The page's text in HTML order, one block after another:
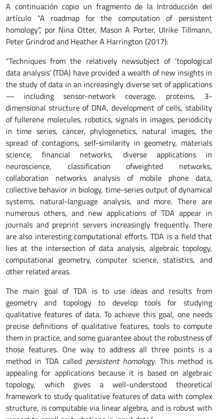
A continuación copio un fragmento de la Introducción del
artículo “A roadmap for the computation of persistent
homology”, por Nina Otter, Mason A Porter, Ulrike Tillmann,
Peter Grindrod and Heather A Harrington (2017):
“Techniques from the relatively newsubject of ‘topological
data analysis’ (TDA) have provided a wealth of new insights in
the study of data in an increasingly diverse set of applications
— including sensor-network coverage, proteins, 3-
dimensional structure of DNA, development of cells, stability
of fullerene molecules, robotics, signals in images, periodicity
in time series, cancer, phylogenetics, natural images, the
spread of contagions, self-similarity in geometry, materials
science, financial networks, diverse applications in
neuroscience, classification ofweighted networks,
collaboration networks analysis of mobile phone data,
collective behavior in biology, time-series output of dynamical
systems, natural-language analysis, and more. There are
numerous others, and new applications of TDA appear in
journals and preprint servers increasingly frequently. There
are also interesting computational efforts. TDA is a field that
lies at the intersection of data analysis, algebraic topology,
computational geometry, computer science, statistics, and
other related areas.
The main goal of TDA is to use ideas and results from
geometry and topology to develop tools for studying
qualitative features of data. To achieve this goal, one needs
precise definitions of qualitative features, tools to compute
them in practice, and some guarantee about the robustness of
those features. One way to address all three points is a
method in TDA called persistent homology. This method is
appealing for applications because it is based on algebraic
topology, which gives a well-understood theoretical
framework to study qualitative features of data with complex
structure, is computable via linear algebra, and is robust with